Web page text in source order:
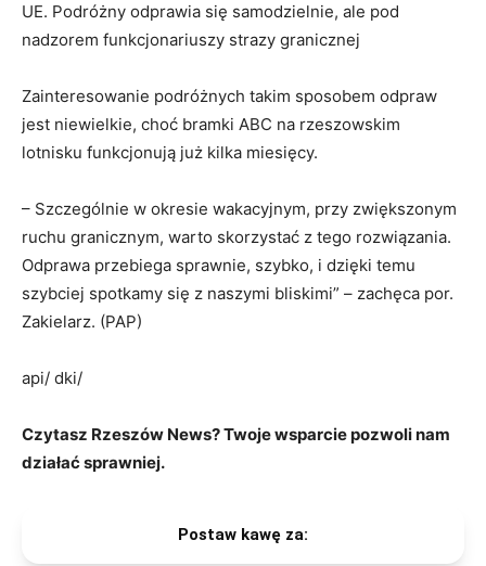
UE. Podróżny odprawia się samodzielnie, ale pod
nadzorem funkcjonariuszy strazy granicznej
Zainteresowanie podróżnych takim sposobem odpraw
jest niewielkie, choć bramki ABC na rzeszowskim
lotnisku funkcjonują już kilka miesięcy.
– Szczególnie w okresie wakacyjnym, przy zwiększonym
ruchu granicznym, warto skorzystać z tego rozwiązania.
Odprawa przebiega sprawnie, szybko, i dzięki temu
szybciej spotkamy się z naszymi bliskimi” – zachęca por.
Zakielarz. (PAP)
api/ dki/
Czytasz Rzeszów News? Twoje wsparcie pozwoli nam
działać sprawniej.
Postaw kawę za: